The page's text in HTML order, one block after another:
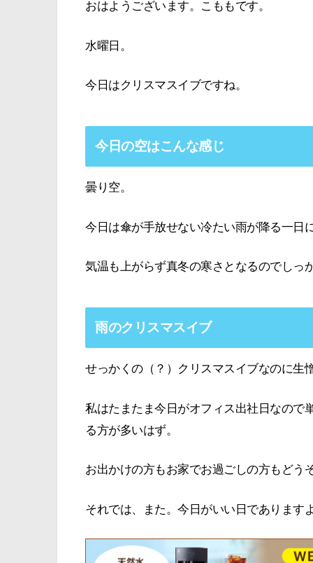
おはようございます。こももです。
水曜日。
今日はクリスマスイブですね。
今日の空はこんな感じ
曇り空。
今日は傘が手放せない冷たい雨が降る一日
気温も上がらず真冬の寒さとなるのでしっ
雨のクリスマスイブ
せっかくの（？）クリスマスイブなのに生
私はたまたま今日がオフィス出社日なので
る方が多いはず。
お出かけの方もお家でお過ごしの方もどう
それでは、また。今日がいい日であります